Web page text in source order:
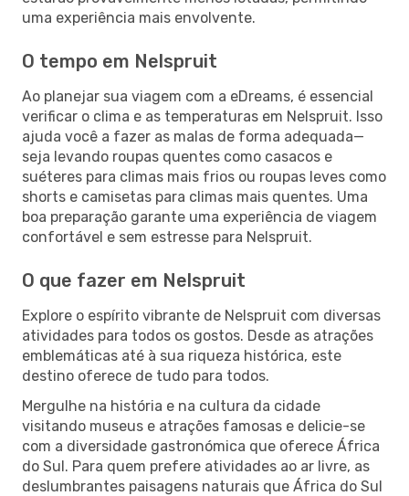
uma experiência mais envolvente.
O tempo em Nelspruit
Ao planejar sua viagem com a eDreams, é essencial
verificar o clima e as temperaturas em Nelspruit. Isso
ajuda você a fazer as malas de forma adequada—
seja levando roupas quentes como casacos e
suéteres para climas mais frios ou roupas leves como
shorts e camisetas para climas mais quentes. Uma
boa preparação garante uma experiência de viagem
confortável e sem estresse para Nelspruit.
O que fazer em Nelspruit
Explore o espírito vibrante de Nelspruit com diversas
atividades para todos os gostos. Desde as atrações
emblemáticas até à sua riqueza histórica, este
destino oferece de tudo para todos.
Mergulhe na história e na cultura da cidade
visitando museus e atrações famosas e delicie-se
com a diversidade gastronómica que oferece África
do Sul. Para quem prefere atividades ao ar livre, as
deslumbrantes paisagens naturais que África do Sul